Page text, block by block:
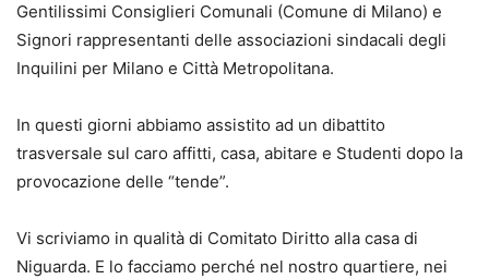
Gentilissimi Consiglieri Comunali (Comune di Milano) e
Signori rappresentanti delle associazioni sindacali degli
Inquilini per Milano e Città Metropolitana.
In questi giorni abbiamo assistito ad un dibattito
trasversale sul caro affitti, casa, abitare e Studenti dopo la
provocazione delle “tende”.
Vi scriviamo in qualità di Comitato Diritto alla casa di
Niguarda. E lo facciamo perché nel nostro quartiere, nei